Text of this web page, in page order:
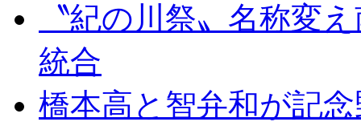
〝紀の川祭〟名称変
統合
橋本高と智弁和が記